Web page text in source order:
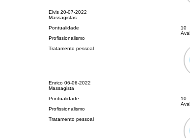
Elvis 20-07-2022
Massagistas
Pontualidade
Profissionalismo
Tratamento pessoal
10
Enrico 06-06-2022
Massagista
Pontualidade
Profissionalismo
Tratamento pessoal
10